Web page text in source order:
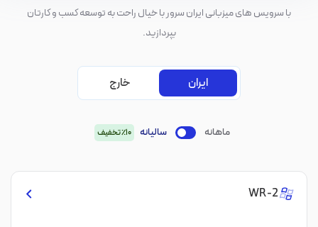
با سرویس های میزبانی ایران سرور با خیال راحت به توسعه کسب و کارتان
بپردازید.
ایران خارج
ماهانه سالیانه ٪10 تخفیف
WR-2